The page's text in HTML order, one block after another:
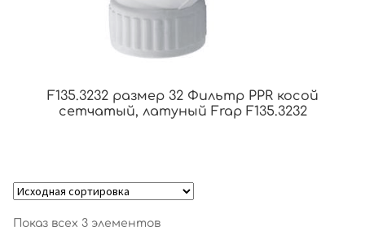
F135.3232 размер 32 Фильтр PPR косой
сетчатый, латуный Frap F135.3232
Показ всех 3 элементов